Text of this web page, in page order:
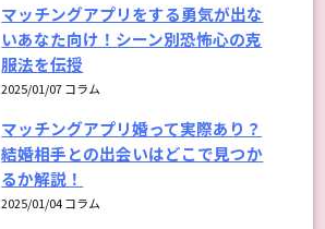
マッチングアプリをする勇気が出な
いあなた向け！シーン別恐怖心の克
服法を伝授
2025/01/07 コラム
マッチングアプリ婚って実際あり？
結婚相手との出会いはどこで見つか
るか解説！
2025/01/04 コラム